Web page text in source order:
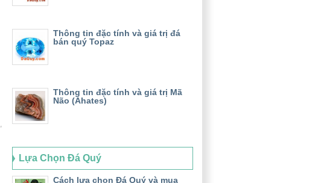
,
Thông tin đặc tính và giá trị đá
bán quý Topaz
Thông tin đặc tính và giá trị Mã
Não (Ahates)
Lựa Chọn Đá Quý
Cách lựa chọn Đá Quý và mua